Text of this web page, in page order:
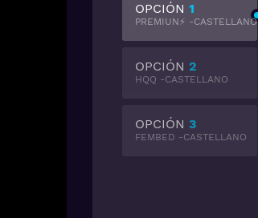
OPCIÓN 1
PREMIUN⚡ -CASTELLANO
OPCIÓN 2
HQQ -CASTELLANO
OPCIÓN 3
FEMBED -CASTELLANO